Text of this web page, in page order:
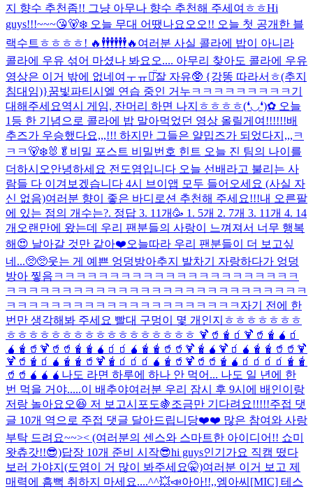
지 향수 추천좀!! 그냥 아무나 향수 추천해 주세여ㅎㅎHi
guys!!!~~~😘🐻‍❄️ 오늘 무대 어땠나요오오!! 오늘 첫 공개한 블
랙수트ㅎㅎㅎㅎ! 🔥🕴🕴🕴🕴🕴🕴🔥 여러분 사실 콜라에 밥이 아니라
콜라에 우유 섞어 마셨나 봐요오.... 아무리 찾아도 콜라에 우유
영상은 이거 밖에 없네여ㅜㅠㅠ̑̈잘 자유🥸 {강똥 따라서ㅎ(추지
침대임)}꿈빛파티시엘 연습 중인 거누ㅋㅋㅋㅋㅋㅋㅋㅋㅋ기
대해주세요역시 게임, 잔머리 하면 나지ㅎㅎㅎㅎ(❛◡❛)✿ 오늘
1등 한 기념으로 콜라에 밥 말아먹었던 영상 올릴게여!!!!!!배
추즈가 우승했다요,,,!!! 하지만 그들은 얄밉즈가 되었다지,,,ㅋ
ㅋㅋ🐻‍❄️🐰🥬 비밀 포스트 비밀번호 힌트 오늘 진 팀의 나이를
더하시오안녕하세요 전도염입니다 오늘 선배라고 불리는 사
람들 다 이겨보겠습니다 4시 브이앱 모두 들어오세요 (사실 자
신 없음)여러분 향이 좋은 바디로션 추천해 주세요!!!내 오른팔
에 있는 점의 개수는?. 정답 3. 11개🥳 1. 5개 2. 7개 3. 11개 4. 14
개 오랜만에 왔는데 우리 팬분들의 사랑이 느껴져서 너무 행복
해😍 날아갈 것만 같아❤️오늘따라 우리 팬분들이 더 보고싶
네...🥺🥺웃는 게 예쁜 엉덩방아추지 발차기 자랑하다가 엉덩
방아 찧음ㅋㅋㅋㅋㅋㅋㅋㅋㅋㅋㅋㅋㅋㅋㅋㅋㅋㅋㅋㅋㅋㅋ
ㅋㅋㅋㅋㅋㅋㅋㅋㅋㅋㅋㅋㅋㅋㅋㅋㅋㅋㅋㅋㅋㅋㅋㅋㅋㅋㅋ
ㅋㅋㅋㅋㅋㅋㅋㅋㅋㅋㅋㅋㅋㅋㅋㅋㅋㅋㅋㅋㅋ 자기 전에 한
번만 생각해봐 주세요 빨대 구멍이 몇 개인지ㅎㅎㅎㅎㅎㅎㅎ
ㅎㅎㅎㅎㅎㅎㅎㅎㅎㅎㅎㅎㅎㅎㅎㅎㅎ 🍹🥤🧋🧃🍹🥤🧋🧉🧃
🧉🧋🥤🍹🥤🥤🧋🧋🧉🧃🧃🧉🧋🧋🥤🥤🍹🧋🧉🍹🧃🧉🧋🧋🥤🥤🍹
🍹🥤🧋🧃🧉🧋🧋🥤🍹🧋🧃🧃🧃🧉🧋🥤🍹🥤🥤🧋🧉🧃🧃🧃🧃🧋🧋
🥤🥤🧉🧉🧉 나도 라면 하루에 하나 안 먹어... 나도 일 년에 한
번 먹을 거야.....이 배추야여러분 우리 잠시 후 9시에 배인이랑
저랑 놀아요오😆 저 보고시포도🍇조금만 기다려요!!!!!주접 댓
글 10개 역으로 주접 댓글 달아드립니당❤️❤️ 많은 참여와 사랑
부탁 드려요~~>< (여러분의 센스와 스마트한 아이디어!! 쇼미
왓츄갓!!😎)답장 10개 준비 시작😎hi guys인기가요 직캠 떴다
보러 가야지(도염이 거 많이 봐주세요🤫)여러분 이거 보고 제
매력에 흠뻑 취하지 마세요....^^💥📣아아!!,,엠아씨[MIC] 테스